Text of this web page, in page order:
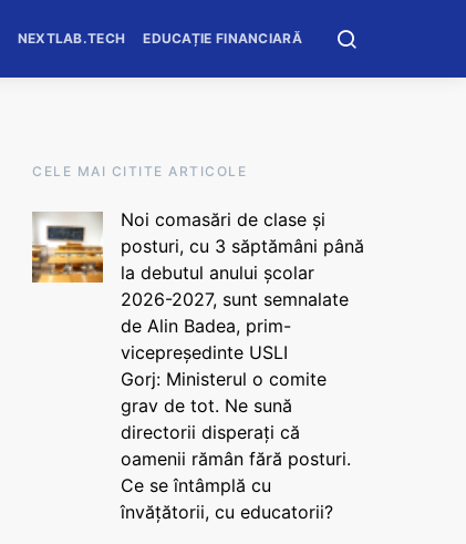
NEXTLAB.TECH EDUCAȚIE FINANCIARĂ
CELE MAI CITITE ARTICOLE
Noi comasări de clase și
posturi, cu 3 săptămâni până
la debutul anului școlar
2026-2027, sunt semnalate
de Alin Badea, prim-
vicepreședinte USLI
Gorj: Ministerul o comite
grav de tot. Ne sună
directorii disperați că
oamenii rămân fără posturi.
Ce se întâmplă cu
învățătorii, cu educatorii?